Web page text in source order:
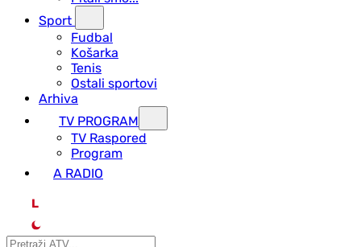
Sport
Fudbal
Košarka
Tenis
Ostali sportovi
Arhiva
TV PROGRAM
ТV Raspored
Program
A RADIO
L